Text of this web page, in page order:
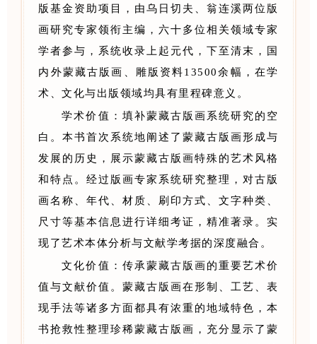
版基金资助项目，由乌日切夫、翁连溪两位版
画研究专家领衔主编，六十多位相关领域专家
学者参与，系统收录上起元代，下至清末，国
内外蒙藏古版画、雕版资料13500余幅，在学
术、文化与出版领域均具有里程碑意义。
学术价值：填补蒙藏古版画系统研究的空
白。本书首次系统地阐述了蒙藏古版画形成与
发展的历史，展示蒙藏古版画特殊的艺术风格
和特点。经过版画专家系统研究整理，对古版
画名称、年代、材质、刷印方式、文字种类、
尺寸等基本信息进行详细考证，精准著录。实
现了艺术本体分析与文献学考据的深度融合。
文化价值：传承蒙藏古版画的重要艺术价
值与文献价值。蒙藏古版画在形制、工艺、表
现手法等诸多方面都具有浓重的地域特色，本
书抢救性整理珍稀蒙藏古版画，充分显示了蒙